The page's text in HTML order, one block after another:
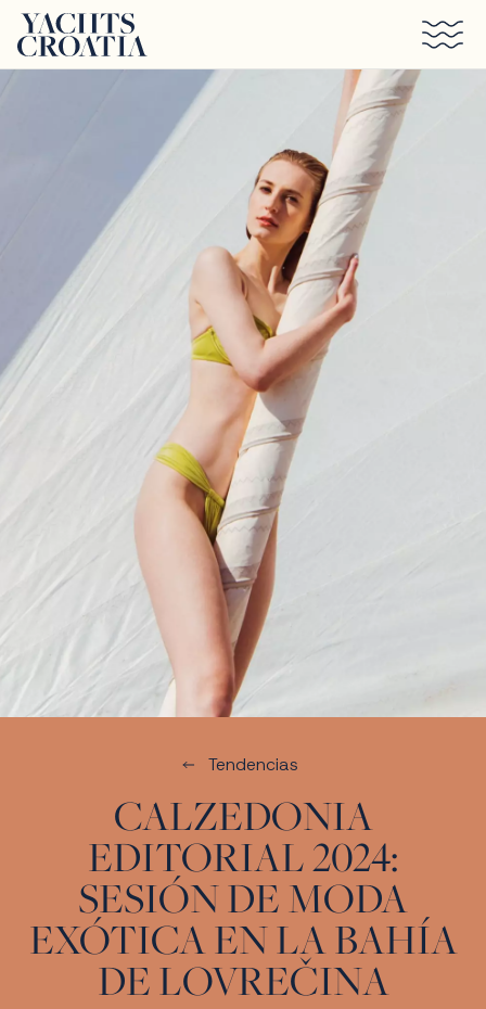
Saltar al contenido principal
Tendencias
CALZEDONIA
EDITORIAL 2024:
SESIÓN DE MODA
EXÓTICA EN LA BAHÍA
DE LOVREČINA